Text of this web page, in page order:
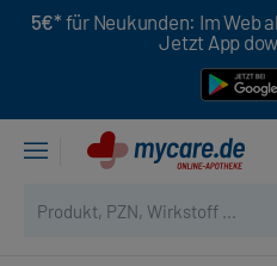
5€* für Neukunden: Im Web
Jetzt App